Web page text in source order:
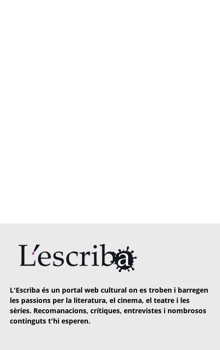
L'Escriba és un portal web cultural on es troben i barregen
les passions per la literatura, el cinema, el teatre i les
sèries. Recomanacions, crítiques, entrevistes i nombrosos
continguts t'hi esperen.